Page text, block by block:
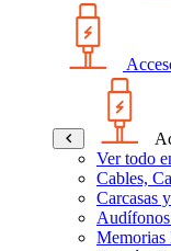
Ver todo
Cables,
Carcasas